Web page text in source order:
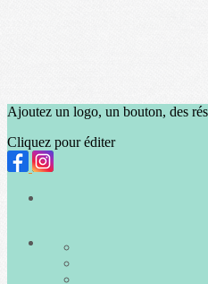
Ajoutez un logo, un bouton, des
Cliquez pour éditer